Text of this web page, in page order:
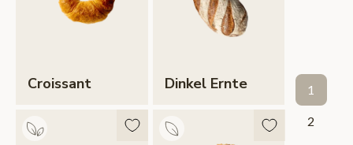
Croissant Dinkel Ernte 1
2